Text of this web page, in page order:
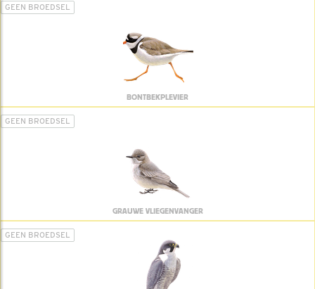
GEEN BROEDSEL
BONTBEKPLEVIER
GEEN BROEDSEL
GRAUWE VLIEGENVANGER
GEEN BROEDSEL